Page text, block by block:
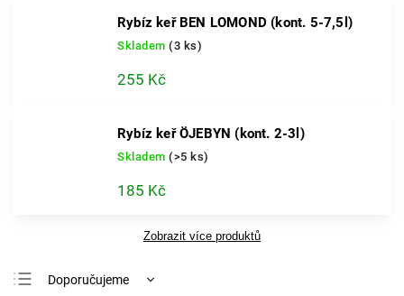
Rybíz keř BEN LOMOND (kont. 5-7,5l)
Skladem (3 ks)
255 Kč
Rybíz keř ÖJEBYN (kont. 2-3l)
Skladem (>5 ks)
185 Kč
Zobrazit více produktů
Doporučujeme